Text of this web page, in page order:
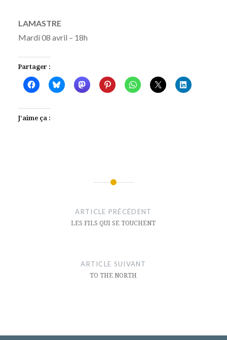
LAMASTRE
Mardi 08 avril – 18h
Partager :
J’aime ça :
ARTICLE PRÉCÉDENT
LES FILS QUI SE TOUCHENT
ARTICLE SUIVANT
TO THE NORTH